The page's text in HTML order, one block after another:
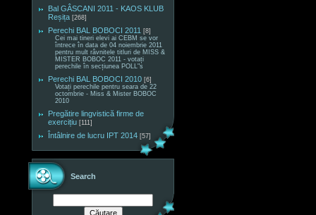
Bal GÂSCANI 2011 - KAOS KLUB
Reșița [268]
Perechi BAL BOBOCI 2011 [8]
Cei mai tineri elevi ai CEBM se vor
întrece în data de 04 noiembrie 2011
pentru mult râvnitele titluri de MISS &
MISTER BOBOC 2011 - votați
perechile în secțiunea POLL"s
Perechi BAL BOBOCI 2010 [6]
Votați perechile pentru seara de 22
octombrie - Miss & Mister BOBOC
2010
Pregătire lingvistică firme de
exercițiu [111]
Întâlnire de lucru IPT 2014 [57]
Search